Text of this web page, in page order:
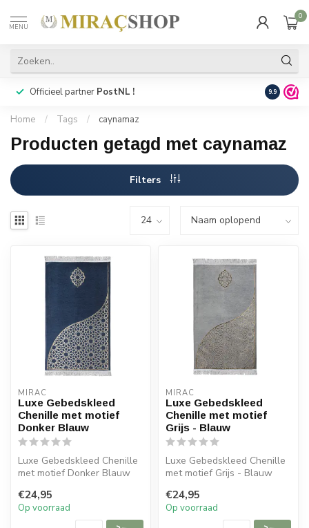
MENU
0
Officieel partner PostNL ! Snelle
9.9
Home / Tags / caynamaz
Producten getagd met caynamaz
Filters
MIRAC
Luxe Gebedskleed
Chenille met motief
Donker Blauw
Luxe Gebedskleed Chenille
met motief Donker Blauw
€24,95
Op voorraad
MIRAC
Luxe Gebedskleed
Chenille met motief
Grijs - Blauw
Luxe Gebedskleed Chenille
met motief Grijs - Blauw
€24,95
Op voorraad